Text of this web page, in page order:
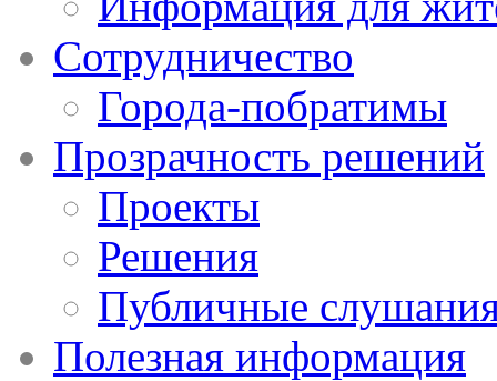
Сотрудничество
Города-побратимы
Прозрачность решений
Проекты
Решения
Публичные
Полезная информация